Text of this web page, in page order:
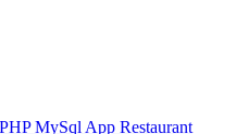
MySql App Restaurant